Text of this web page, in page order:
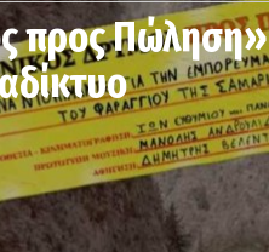
προς Πώληση»